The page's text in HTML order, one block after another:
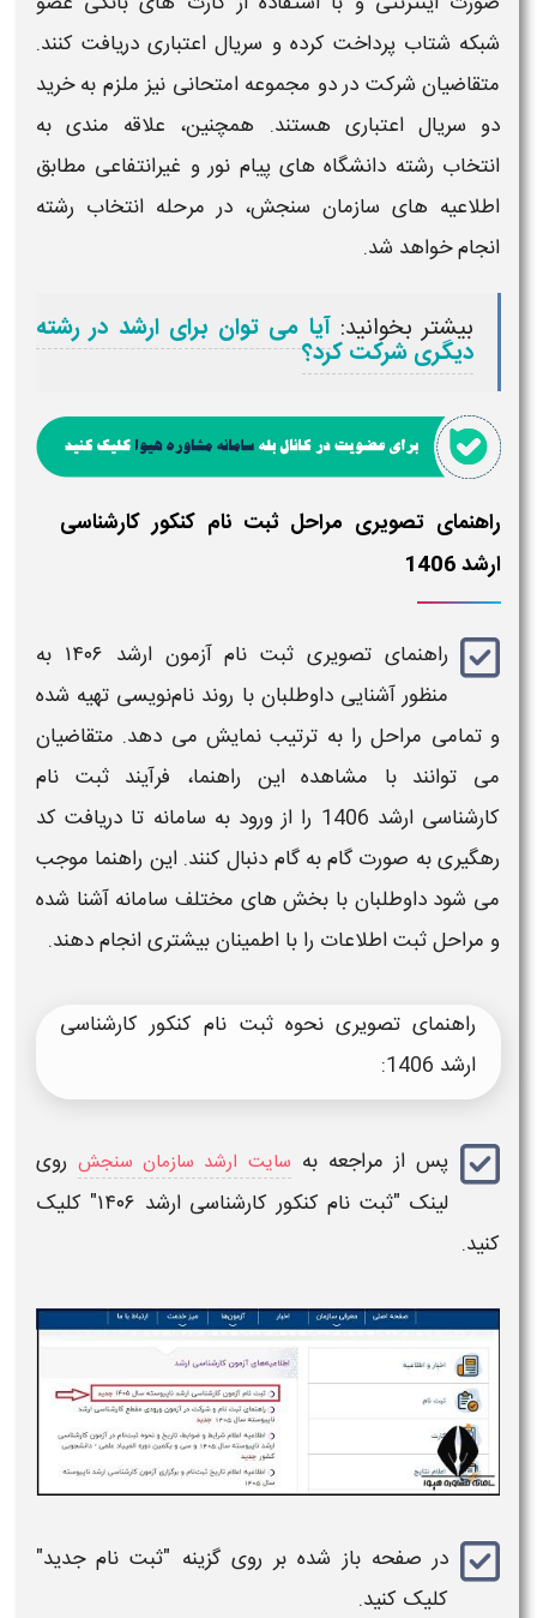
شبکه شتاب پرداخت کرده و سریال اعتباری دریافت کنند.
متقاضیان شرکت در دو مجموعه امتحانی نیز ملزم به خرید
دو سریال اعتباری هستند. همچنین، علاقه‌ مندی به
انتخاب رشته دانشگاه‌ های پیام نور و غیرانتفاعی مطابق
اطلاعیه‌ های سازمان سنجش، در مرحله انتخاب رشته
انجام خواهد شد.
بیشتر بخوانید: آیا می توان برای ارشد در رشته
دیگری شرکت کرد؟
راهنمای تصویری مراحل ثبت نام کنکور کارشناسی
ارشد 1406
راهنمای تصویری ثبت نام آزمون ارشد ۱۴۰۶
به
منظور آشنایی داوطلبان با روند نام‌نویسی تهیه شده
و تمامی مراحل را به ترتیب نمایش می‌ دهد. متقاضیان
می‌ توانند با مشاهده این راهنما، فرآیندثبت نام
کارشناسی ارشد 1406
را از ورود به سامانه تا دریافت کد
رهگیری به‌ صورت گام‌ به‌ گام دنبال کنند. این راهنما موجب
می‌ شود داوطلبان با بخش‌ های مختلف سامانه آشنا شده
و مراحل ثبت اطلاعات را با اطمینان بیشتری انجام دهند.
راهنمای تصویرینحوه ثبت نام کنکور کارشناسی
ارشد 1406
:
پس از مراجعه به سایت ارشد سازمان سنجشروی
لینک "ثبت نام کنکور کارشناسی ارشد ۱۴۰۶"
کلیک
کنید.
در صفحه باز شده بر روی گزینه "ثبت نام جدید"
کلیک کنید.